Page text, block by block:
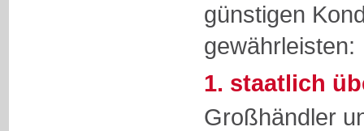
günstigen
gewährleisten:
1. staatlich
Großhändler